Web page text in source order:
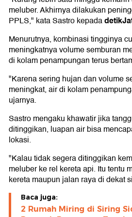
meluber. Akhirnya dilakukan
PPLS," kata Sastro kepada
Menurutnya, kombinasi tingginya
meningkatnya volume semburan
di kolam penampungan terus
"Karena sering hujan dan volume
meningkat, air di kolam
ujarnya.
Sastro mengaku khawatir jika
ditinggikan, luapan air bisa
lokasi.
"Kalau tidak segera ditinggikan
meluber ke rel kereta api. Itu tentu
kereta maupun jalan raya di dekat
Baca juga:
2 Rumah Miring di Siring